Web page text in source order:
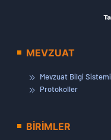
MEVZUAT
Mevzuat Bilgi Sistemi
Protokoller
BİRİMLER